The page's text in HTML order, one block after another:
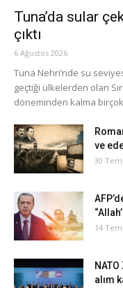
Tuna’da sular
çıktı
6 Ağustos 2026
Tuna Nehri’nde su
geçtiği ülkelerden olan
döneminden kalma birçok
ve
30
14
alım